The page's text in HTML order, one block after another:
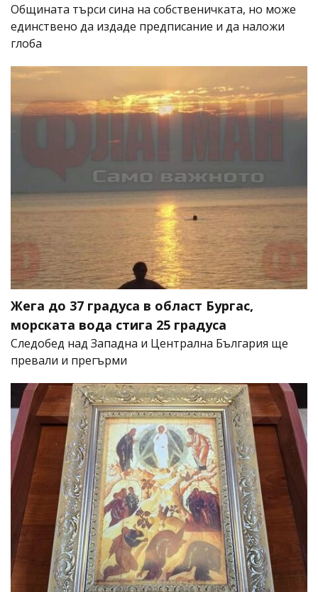
Общината търси сина на собственичката, но може
единствено да издаде предписание и да наложи
глоба
Жега до 37 градуса в област Бургас,
морската вода стига 25 градуса
Следобед над Западна и Централна България ще
превали и прегърми